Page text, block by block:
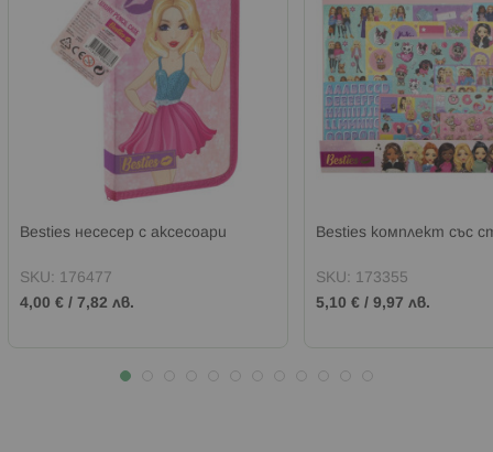
Besties несесер с аксесоари
SKU: 176477
4,00 € / 7,82 лв.
Besties комплект със
SKU: 173355
5,10 € / 9,97 лв.